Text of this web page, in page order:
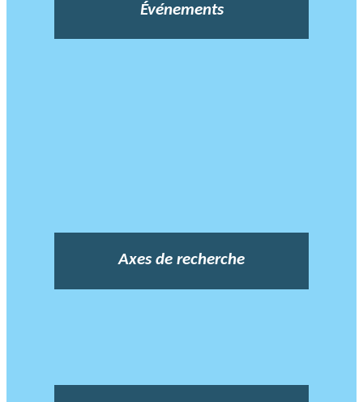
Événements
Axes de recherche